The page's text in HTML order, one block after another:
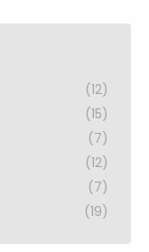
(12)
(15)
(7)
(12)
(7)
(19)